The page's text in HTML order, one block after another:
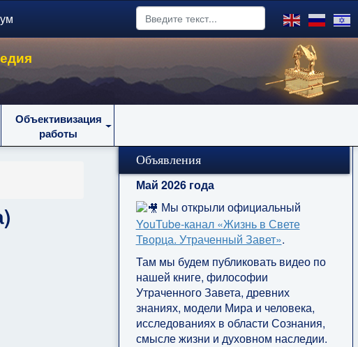
Объективизация
работы
Объявления
Май 2026 года
Мы открыли официальный
YouTube‑канал «Жизнь в Свете
Творца. Утраченный Завет».
Там мы будем публиковать видео по
нашей книге, философии
Утраченного Завета, древних
знаниях, модели Мира и человека,
исследованиях в области Сознания,
смысле жизни и духовном наследии.